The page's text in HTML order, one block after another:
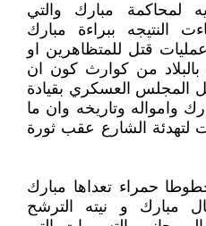
لمحاكمة مبارك والتي
النتيجه ببراءة مبارك
قتل للمتظاهرين او
من كوارث كون ان
المجلس العسكري بقيادة
وامواله وتاريخه وان ما
لتهدئة الشارع عقب ثورة
حمراء تعداها مبارك
مبارك و نيته الترشح